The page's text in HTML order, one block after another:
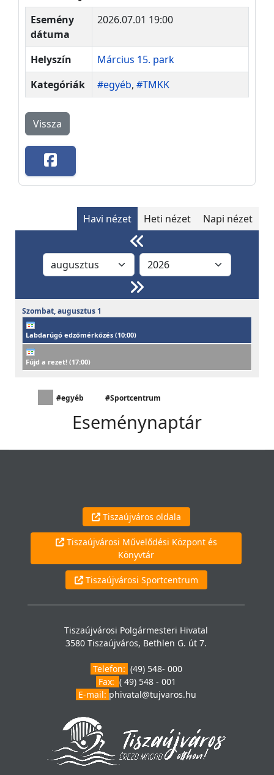
Esemény
dátuma
2026.07.01 19:00
Helyszín
Március 15. park
Kategóriák
#egyéb, #TMKK
Vissza
Havi nézet Heti nézet Napi nézet
Szombat,augusztus 1
Labdarúgó edzőmérkőzés (10:00)
Fújd a rezet! (17:00)
#egyéb #Sportcentrum
Eseménynaptár
Tiszaújváros oldala
Tiszaújvárosi Művelődési Központ és
Könyvtár
Tiszaújvárosi Sportcentrum
Tiszaújvárosi Polgármesteri Hivatal
3580 Tiszaújváros, Bethlen G. út 7.
Telefon: (49) 548- 000
Fax: ( 49) 548 - 001
E-mail: phivatal@tujvaros.hu